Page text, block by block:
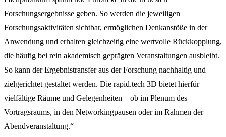
Forschungsergebnisse geben. So werden die jeweiligen
Forschungsaktivitäten sichtbar, ermöglichen Denkanstöße in der
Anwendung und erhalten gleichzeitig eine wertvolle Rückkopplung,
die häufig bei rein akademisch geprägten Veranstaltungen ausbleibt.
So kann der Ergebnistransfer aus der Forschung nachhaltig und
zielgerichtet gestaltet werden. Die rapid.tech 3D bietet hierfür
vielfältige Räume und Gelegenheiten – ob im Plenum des
Vortragsraums, in den Networkingpausen oder im Rahmen der
Abendveranstaltung.“